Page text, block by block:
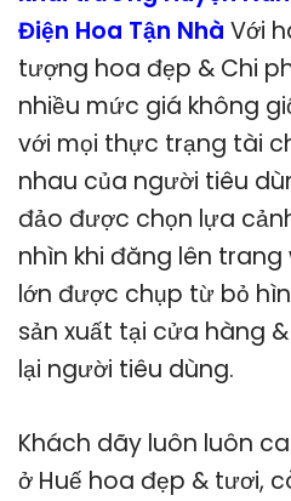
Điện Hoa Tận Nhà Với
tượng hoa đẹp & Chi
nhiều mức giá không
với mọi thực trạng tài
nhau của người tiêu
đảo được chọn lựa
nhìn khi đăng lên
lớn được chụp từ bỏ
sản xuất tại cửa hàng
lại người tiêu dùng.
Khách dãy luôn luôn
ở Huế hoa đẹp & tươi,